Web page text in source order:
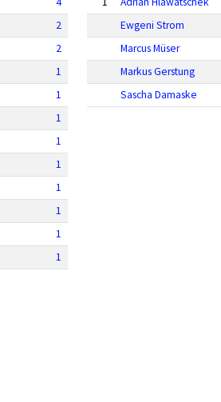
2
2
1
1
1
1
1
1
1
1
1
Ewgeni Strom
Marcus Müser
Markus Gerstung
Sascha Damaske